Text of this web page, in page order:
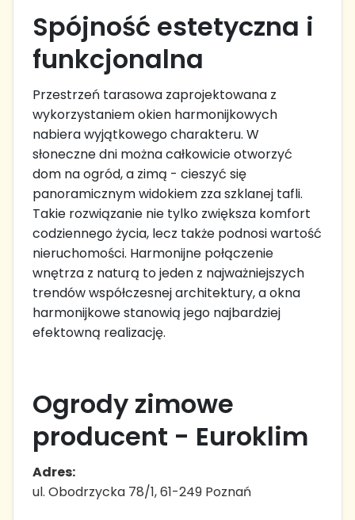
Spójność estetyczna i
funkcjonalna
Przestrzeń tarasowa zaprojektowana z
wykorzystaniem okien harmonijkowych
nabiera wyjątkowego charakteru. W
słoneczne dni można całkowicie otworzyć
dom na ogród, a zimą - cieszyć się
panoramicznym widokiem zza szklanej tafli.
Takie rozwiązanie nie tylko zwiększa komfort
codziennego życia, lecz także podnosi wartość
nieruchomości. Harmonijne połączenie
wnętrza z naturą to jeden z najważniejszych
trendów współczesnej architektury, a okna
harmonijkowe stanowią jego najbardziej
efektowną realizację.
Ogrody zimowe
producent - Euroklim
Adres:
ul. Obodrzycka 78/1, 61-249 Poznań